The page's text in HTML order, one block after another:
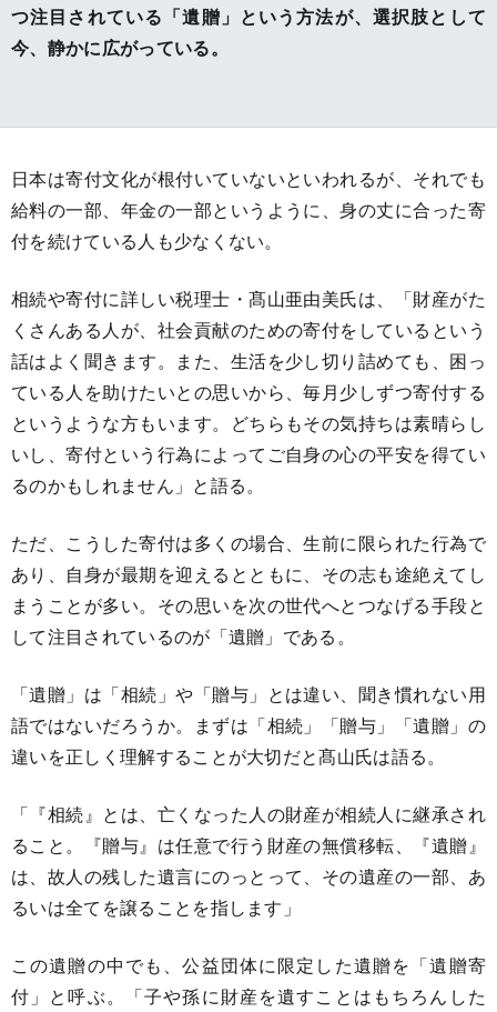
つ注目されている「遺贈」という方法が、選択肢として
今、静かに広がっている。
日本は寄付文化が根付いていないといわれるが、それでも
給料の一部、年金の一部というように、身の丈に合った寄
付を続けている人も少なくない。
相続や寄付に詳しい税理士・髙山亜由美氏は、「財産がた
くさんある人が、社会貢献のための寄付をしているという
話はよく聞きます。また、生活を少し切り詰めても、困っ
ている人を助けたいとの思いから、毎月少しずつ寄付する
というような方もいます。どちらもその気持ちは素晴らし
いし、寄付という行為によってご自身の心の平安を得てい
るのかもしれません」と語る。
ただ、こうした寄付は多くの場合、生前に限られた行為で
あり、自身が最期を迎えるとともに、その志も途絶えてし
まうことが多い。その思いを次の世代へとつなげる手段と
して注目されているのが「遺贈」である。
「遺贈」は「相続」や「贈与」とは違い、聞き慣れない用
語ではないだろうか。まずは「相続」「贈与」「遺贈」の
違いを正しく理解することが大切だと髙山氏は語る。
「『相続』とは、亡くなった人の財産が相続人に継承され
ること。『贈与』は任意で行う財産の無償移転、『遺贈』
は、故人の残した遺言にのっとって、その遺産の一部、あ
るいは全てを譲ることを指します」
この遺贈の中でも、公益団体に限定した遺贈を「遺贈寄
付」と呼ぶ。「子や孫に財産を遺すことはもちろんした